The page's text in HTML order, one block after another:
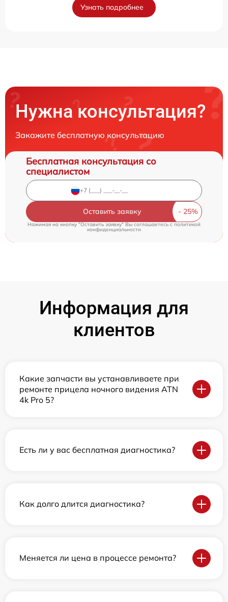
Узнать подробнее
Нужна консультация?
Закажите бесплатную консультацию
Бесплатная консультация со
специалистом
Оставить заявку
Нажимая на кнопку "Оставить заявку" Вы соглашаетесь cполитикой
конфиденциальности
Информация для
клиентов
Какие запчасти вы устанавливаете при
ремонте прицела ночного видения ATN
4k Pro 5?
Есть ли у вас бесплатная диагностика?
Как долго длится диагностика?
Меняется ли цена в процессе ремонта?